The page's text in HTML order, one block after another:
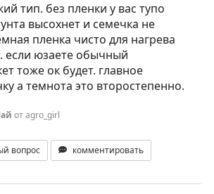
тип. без пленки у вас тупо
высохнет и семечка не
пленка чисто для нагрева
если юзаете обычный
тоже ок будет. главное
а темнота это второстепенно.
отagro_girl
вопрос комментировать